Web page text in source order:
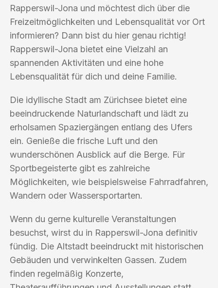
Rapperswil-Jona und möchtest dich über die
Freizeitmöglichkeiten und Lebensqualität vor Ort
informieren? Dann bist du hier genau richtig!
Rapperswil-Jona bietet eine Vielzahl an
spannenden Aktivitäten und eine hohe
Lebensqualität für dich und deine Familie.
Die idyllische Stadt am Zürichsee bietet eine
beeindruckende Naturlandschaft und lädt zu
erholsamen Spaziergängen entlang des Ufers
ein. Genieße die frische Luft und den
wunderschönen Ausblick auf die Berge. Für
Sportbegeisterte gibt es zahlreiche
Möglichkeiten, wie beispielsweise Fahrradfahren,
Wandern oder Wassersportarten.
Wenn du gerne kulturelle Veranstaltungen
besuchst, wirst du in Rapperswil-Jona definitiv
fündig. Die Altstadt beeindruckt mit historischen
Gebäuden und verwinkelten Gassen. Zudem
finden regelmäßig Konzerte,